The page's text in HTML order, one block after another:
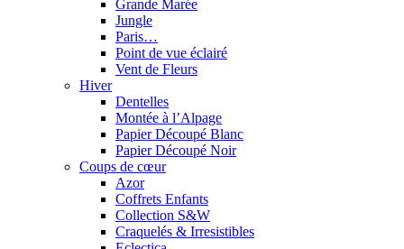
Grande Marée
Jungle
Paris…
Point de vue éclairé
Vent de Fleurs
Hiver
Dentelles
Montée à l’Alpage
Papier Découpé Blanc
Papier Découpé Noir
Coups de cœur
Azor
Coffrets Enfants
Collection S&W
Craquelés & Irresistibles